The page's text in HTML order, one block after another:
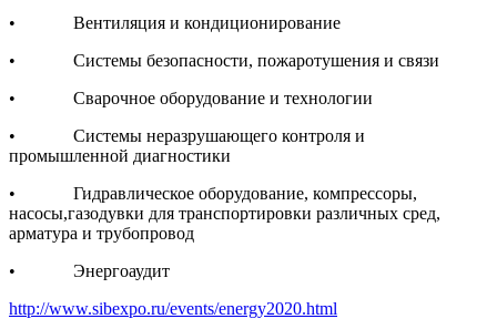
• Вентиляция и кондиционирование
• Системы безопасности, пожаротушения и связи
• Сварочное оборудование и технологии
• Системы неразрушающего контроля и
промышленной диагностики
• Гидравлическое оборудование, компрессоры,
насосы,газодувки для транспортировки различных сред,
арматура и трубопровод
• Энергоаудит
http://www.sibexpo.ru/events/energy2020.html